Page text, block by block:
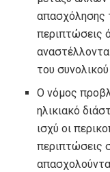
απασχόλησης
περιπτώσεις
του
Ο νόμος
ηλικιακό
ισχύ οι
περιπτώσεις